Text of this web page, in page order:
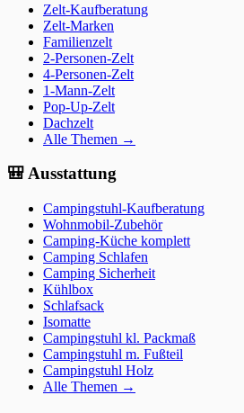
Zelt-Kaufberatung
Zelt-Marken
Familienzelt
2-Personen-Zelt
4-Personen-Zelt
1-Mann-Zelt
Pop-Up-Zelt
Dachzelt
Alle Themen →
🎒Ausstattung
Campingstuhl-Kaufberatung
Wohnmobil-Zubehör
Camping-Küche komplett
Camping Schlafen
Camping Sicherheit
Kühlbox
Schlafsack
Isomatte
Campingstuhl kl. Packmaß
Campingstuhl m. Fußteil
Campingstuhl Holz
Alle Themen →